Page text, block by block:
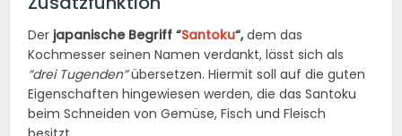
Der japanische Begriff “Santoku“,dem das
Kochmesser seinen Namen verdankt, lässt sich als
“drei Tugenden”übersetzen. Hiermit soll auf die guten
Eigenschaften hingewiesen werden, die das Santoku
beim Schneiden von Gemüse, Fisch und Fleisch